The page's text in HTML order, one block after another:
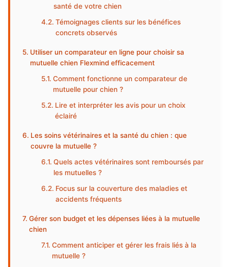
santé de votre chien
Témoignages clients sur les bénéfices
concrets observés
Utiliser un comparateur en ligne pour choisir sa
mutuelle chien Flexmind efficacement
Comment fonctionne un comparateur de
mutuelle pour chien ?
Lire et interpréter les avis pour un choix
éclairé
Les soins vétérinaires et la santé du chien : que
couvre la mutuelle ?
Quels actes vétérinaires sont remboursés par
les mutuelles ?
Focus sur la couverture des maladies et
accidents fréquents
Gérer son budget et les dépenses liées à la mutuelle
chien
Comment anticiper et gérer les frais liés à la
mutuelle ?